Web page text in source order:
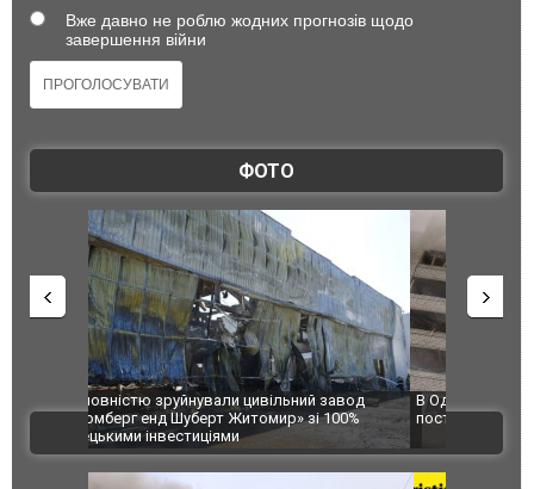
Вже давно не роблю жодних прогнозів щодо
завершення війни
ФОТО
В Одесі та Харкові різко зросла кількість
постраждалих від обстрілу РФ
Ворог
двоє
після
ВІДЕО